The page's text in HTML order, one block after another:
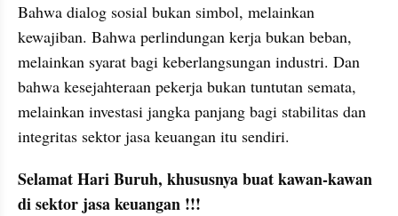
Bahwa dialog sosial bukan simbol, melainkan
kewajiban. Bahwa perlindungan kerja bukan beban,
melainkan syarat bagi keberlangsungan industri. Dan
bahwa kesejahteraan pekerja bukan tuntutan semata,
melainkan investasi jangka panjang bagi stabilitas dan
integritas sektor jasa keuangan itu sendiri.
Selamat Hari Buruh, khususnya buat kawan-kawan
di sektor jasa keuangan !!!